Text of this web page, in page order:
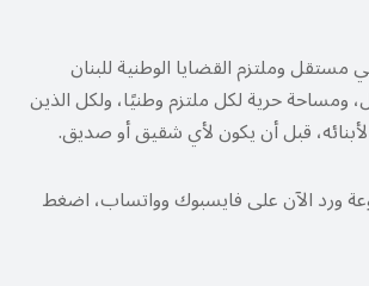
مستقل وملتزم القضايا الوطنية للبنان
ومساحة حرية لكل ملتزم وطنيًا، ولكل الذين
قبل أن يكون لأي شقيق أو صديق.
ورد الآن على فايسبوك وواتساب، اضغط